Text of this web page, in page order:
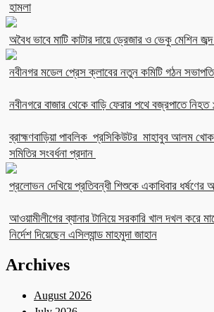
হামলা
অবৈধ ভাবে মাটি কাটার দায়ে ড্রেজার ও ভেকু মেশিন
নবীনগর মডেল প্রেস ক্লাবের নতুন কমিটি গঠন
নবীনগরে বাজার থেকে বাড়ি ফেরার পথে বজ্রপাতে নিহত
ব্রাহ্মণবাড়িয়া পাবলিক প্রসিকিউটর মাহাবুব আলম
সমিতির সংবর্ধনা প্রদান
প্রলোভন দেখিয়ে প্রতিবন্ধী শিশুকে একাধিবার ধর্ষণের
আওয়ামীলীগের ব্যানার টানিয়ে সরকারি খাল দখল করে
নির্দেশ দিয়েছেন এসিল্যান্ড মাহমুদা জাহান
Archives
August 2026